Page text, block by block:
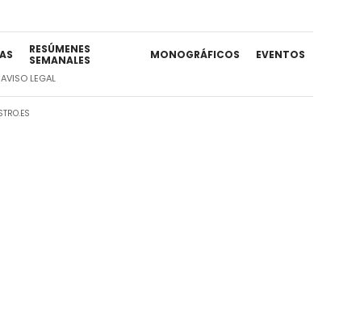
RESÚMENES
SEMANALES
MONOGRÁFICOS EVENTOS
AVISO LEGAL